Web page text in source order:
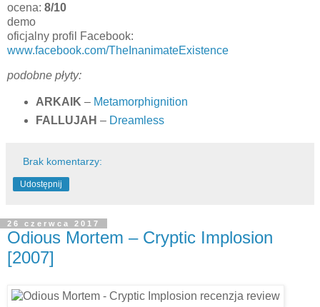
ocena: 8/10
demo
oficjalny profil Facebook:
www.facebook.com/TheInanimateExistence
podobne płyty:
ARKAIK – Metamorphignition
FALLUJAH – Dreamless
Brak komentarzy:
Udostępnij
26 czerwca 2017
Odious Mortem – Cryptic Implosion
[2007]